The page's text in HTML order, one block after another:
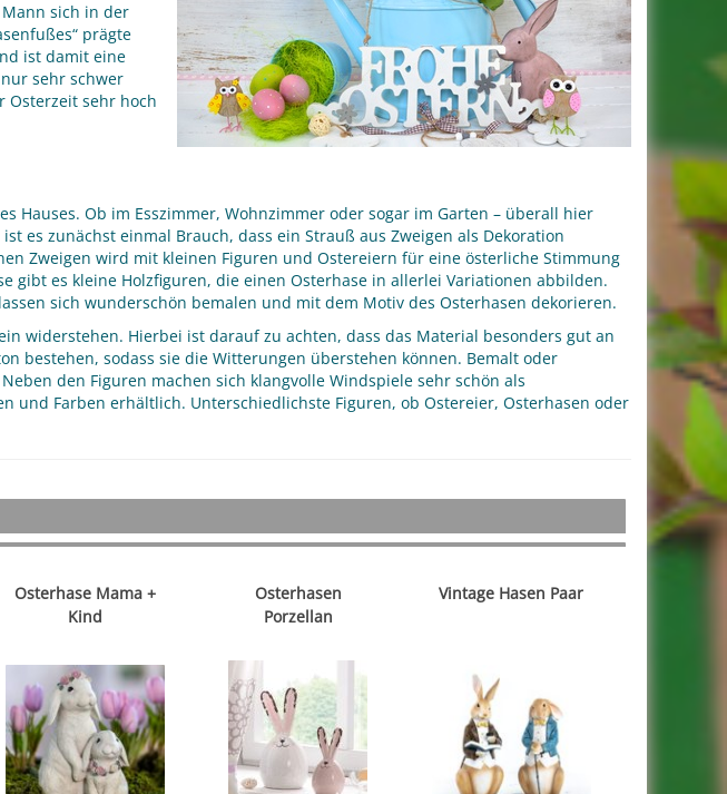
sich in der
prägte
ist damit eine
sehr schwer
Osterzeit sehr hoch
Hauses. Ob im Esszimmer, Wohnzimmer oder sogar im Garten – überall hier
es zunächst einmal Brauch, dass ein Strauß aus Zweigen als Dekoration
Zweigen wird mit kleinen Figuren und Ostereiern für eine österliche Stimmung
gibt es kleine Holzfiguren, die einen Osterhase in allerlei Variationen abbilden.
sich wunderschön bemalen und mit dem Motiv des Osterhasen dekorieren.
widerstehen. Hierbei ist darauf zu achten, dass das Material besonders gut an
bestehen, sodass sie die Witterungen überstehen können. Bemalt oder
den Figuren machen sich klangvolle Windspiele sehr schön als
und Farben erhältlich. Unterschiedlichste Figuren, ob Ostereier, Osterhasen oder
Osterhase Mama +
Kind
Osterhasen
Porzellan
Vintage Hasen Paar